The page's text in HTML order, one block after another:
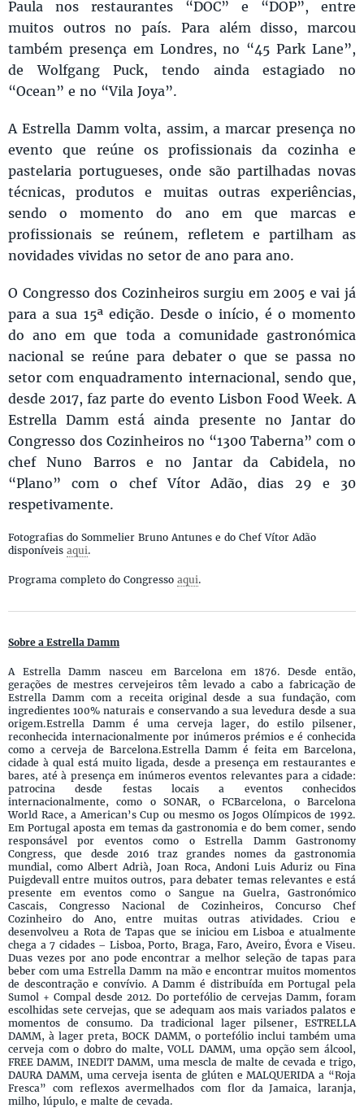
Paula nos restaurantes “DOC” e “DOP”, entre
muitos outros no país. Para além disso, marcou
também presença em Londres, no “45 Park Lane”,
de Wolfgang Puck, tendo ainda estagiado no
“Ocean” e no “Vila Joya”.
A Estrella Damm volta, assim, a marcar presença no
evento que reúne os profissionais da cozinha e
pastelaria portugueses, onde são partilhadas novas
técnicas, produtos e muitas outras experiências,
sendo o momento do ano em que marcas e
profissionais se reúnem, refletem e partilham as
novidades vividas no setor de ano para ano.
O Congresso dos Cozinheiros surgiu em 2005 e vai já
para a sua 15ª edição. Desde o início, é o momento
do ano em que toda a comunidade gastronómica
nacional se reúne para debater o que se passa no
setor com enquadramento internacional, sendo que,
desde 2017, faz parte do evento Lisbon Food Week. A
Estrella Damm está ainda presente no Jantar do
Congresso dos Cozinheiros no “1300 Taberna” com o
chef Nuno Barros e no Jantar da Cabidela, no
“Plano” com o chef Vítor Adão, dias 29 e 30
respetivamente.
Fotografias do Sommelier Bruno Antunes e do Chef Vítor Adão
disponíveis aqui.
Programa completo do Congresso aqui.
Sobre a Estrella Damm
A Estrella Damm nasceu em Barcelona em 1876. Desde então,
gerações de mestres cervejeiros têm levado a cabo a fabricação de
Estrella Damm com a receita original desde a sua fundação, com
ingredientes 100% naturais e conservando a sua levedura desde a sua
origem.Estrella Damm é uma cerveja lager, do estilo pilsener,
reconhecida internacionalmente por inúmeros prémios e é conhecida
como a cerveja de Barcelona.Estrella Damm é feita em Barcelona,
cidade à qual está muito ligada, desde a presença em restaurantes e
bares, até à presença em inúmeros eventos relevantes para a cidade:
patrocina desde festas locais a eventos conhecidos
internacionalmente, como o SONAR, o FCBarcelona, o Barcelona
World Race, a American’s Cup ou mesmo os Jogos Olímpicos de 1992.
Em Portugal aposta em temas da gastronomia e do bem comer, sendo
responsável por eventos como o Estrella Damm Gastronomy
Congress, que desde 2016 traz grandes nomes da gastronomia
mundial, como Albert Adrià, Joan Roca, Andoni Luis Aduriz ou Fina
Puigdevall entre muitos outros, para debater temas relevantes e está
presente em eventos como o Sangue na Guelra, Gastronómico
Cascais, Congresso Nacional de Cozinheiros, Concurso Chef
Cozinheiro do Ano, entre muitas outras atividades. Criou e
desenvolveu a Rota de Tapas que se iniciou em Lisboa e atualmente
chega a 7 cidades – Lisboa, Porto, Braga, Faro, Aveiro, Évora e Viseu.
Duas vezes por ano pode encontrar a melhor seleção de tapas para
beber com uma Estrella Damm na mão e encontrar muitos momentos
de descontração e convívio. A Damm é distribuída em Portugal pela
Sumol + Compal desde 2012. Do portefólio de cervejas Damm, foram
escolhidas sete cervejas, que se adequam aos mais variados palatos e
momentos de consumo. Da tradicional lager pilsener, ESTRELLA
DAMM, à lager preta, BOCK DAMM, o portefólio inclui também uma
cerveja com o dobro do malte, VOLL DAMM, uma opção sem álcool,
FREE DAMM, INEDIT DAMM, uma mescla de malte de cevada e trigo,
DAURA DAMM, uma cerveja isenta de glúten e MALQUERIDA a “Roja
Fresca” com reflexos avermelhados com flor da Jamaica, laranja,
milho, lúpulo, e malte de cevada.